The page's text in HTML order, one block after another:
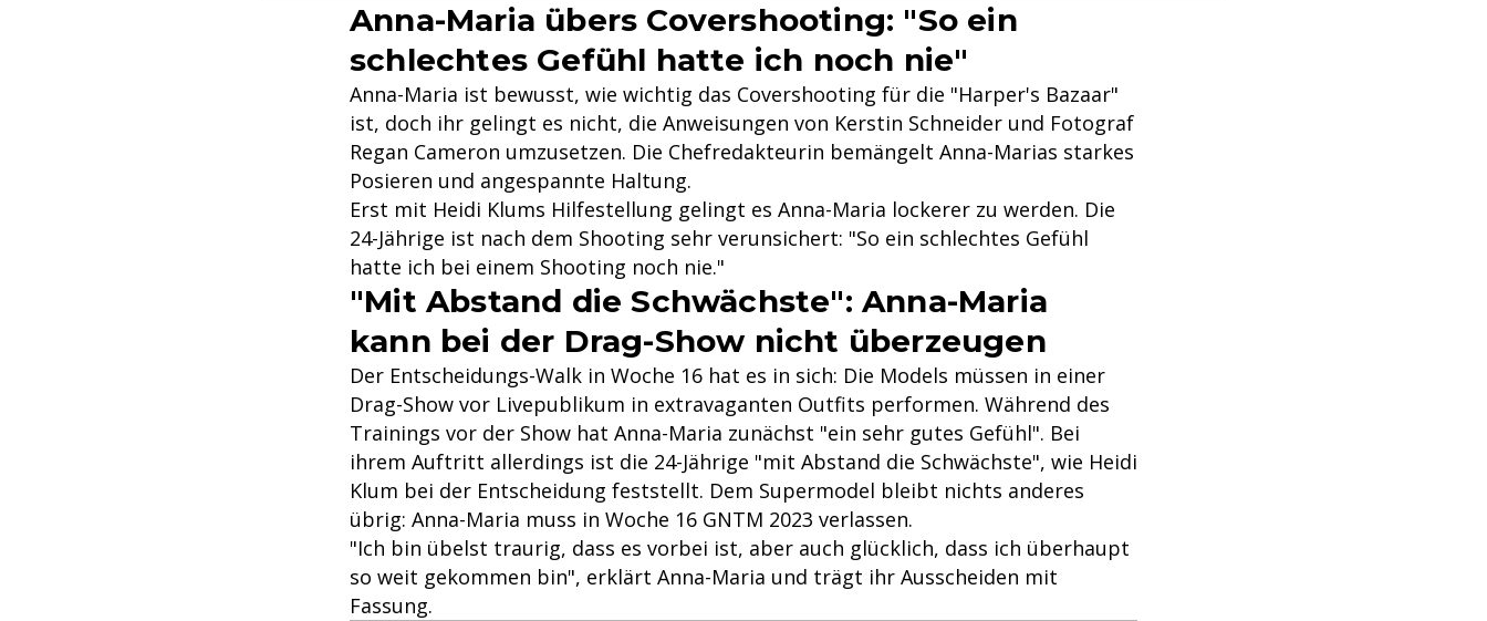
Anna-Maria übers Covershooting: "So ein
schlechtes Gefühl hatte ich noch nie"
Anna-Maria ist bewusst, wie wichtig das Covershooting für die "Harper's Bazaar"
ist, doch ihr gelingt es nicht, die Anweisungen von Kerstin Schneider und Fotograf
Regan Cameron umzusetzen. Die Chefredakteurin bemängelt Anna-Marias starkes
Posieren und angespannte Haltung.
Erst mit Heidi Klums Hilfestellung gelingt es Anna-Maria lockerer zu werden. Die
24-Jährige ist nach dem Shooting sehr verunsichert: "So ein schlechtes Gefühl
hatte ich bei einem Shooting noch nie."
"Mit Abstand die Schwächste": Anna-Maria
kann bei der Drag-Show nicht überzeugen
Der Entscheidungs-Walk in Woche 16 hat es in sich: Die Models müssen in einer
Drag-Show vor Livepublikum in extravaganten Outfits performen. Während des
Trainings vor der Show hat Anna-Maria zunächst "ein sehr gutes Gefühl". Bei
ihrem Auftritt allerdings ist die 24-Jährige "mit Abstand die Schwächste", wie Heidi
Klum bei der Entscheidung feststellt. Dem Supermodel bleibt nichts anderes
übrig: Anna-Maria muss in Woche 16 GNTM 2023 verlassen.
"Ich bin übelst traurig, dass es vorbei ist, aber auch glücklich, dass ich überhaupt
so weit gekommen bin", erklärt Anna-Maria und trägt ihr Ausscheiden mit
Fassung.